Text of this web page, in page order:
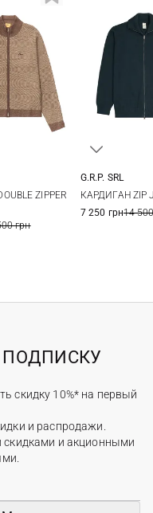
ZIPPER
грн
G.R.P. SRL
КАРДИГАН ZIP
7 250 грн14
ПОДПИСКУ
скидку 10%* на первый
и распродажи.
скидками и акционными